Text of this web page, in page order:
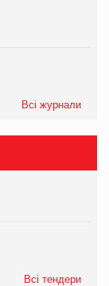
Всі журнали
Всі тендери